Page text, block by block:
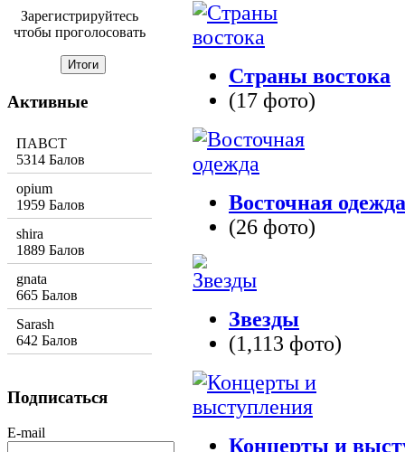
Страны востока
(17 фото)
Восточная одежда
(26 фото)
Звезды
(1,113 фото)
Концерты и
Зарегистрируйтесь
чтобы проголосовать
Активные
ПАВСТ
5314 Балов
opium
1959 Балов
shira
1889 Балов
gnata
665 Балов
Sarash
642 Балов
Подписаться
E-mail